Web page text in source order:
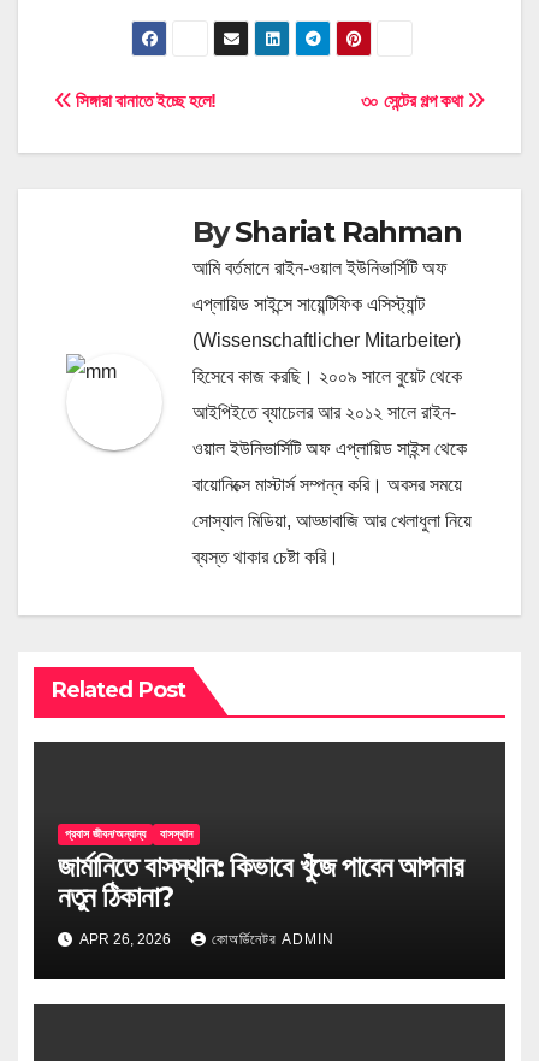
Post
navigation
৩০ সেন্টের গল্প কথা
সিঙ্গারা বানাতে ইচ্ছে হলে!
ByShariat Rahman
আমি বর্তমানে রাইন-ওয়াল ইউনিভার্সিটি অফ
এপ্লায়িড সাইন্সে সায়েন্টিফিক এসিস্ট্যান্ট
(Wissenschaftlicher Mitarbeiter)
হিসেবে কাজ করছি। ২০০৯ সালে বুয়েট থেকে
আইপিইতে ব্যাচেলর আর ২০১২ সালে রাইন-
ওয়াল ইউনিভার্সিটি অফ এপ্লায়িড সাইন্স থেকে
বায়োনিক্সে মাস্টার্স সম্পন্ন করি। অবসর সময়ে
সোস্যাল মিডিয়া, আড্ডাবাজি আর খেলাধুলা নিয়ে
ব্যস্ত থাকার চেষ্টা করি।
Related Post
প্রবাস জীবন/অন্যান্য বাসস্থান
জার্মানিতে বাসস্থান: কিভাবে খুঁজে পাবেন আপনার
নতুন ঠিকানা?
APR 26, 2026 কোঅর্ডিনেটর ADMIN